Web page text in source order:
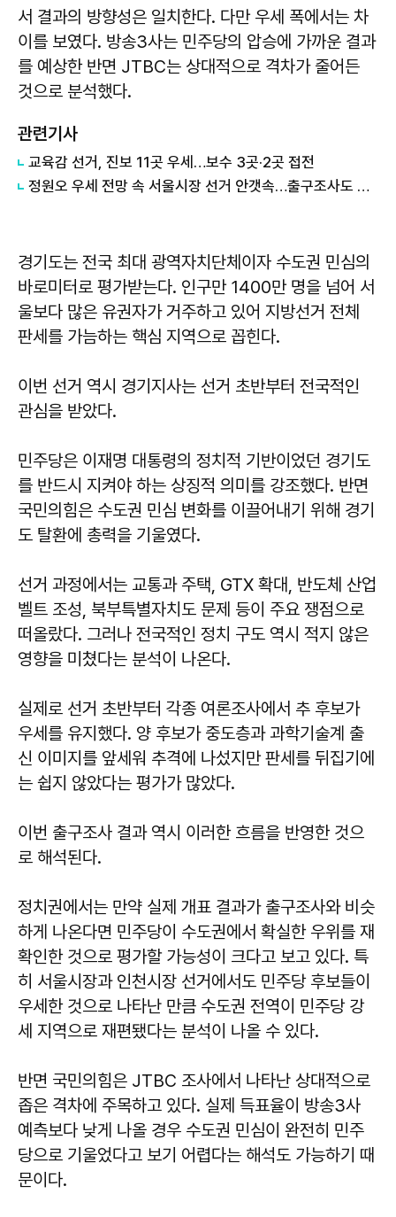
서 결과의 방향성은 일치한다. 다만 우세 폭에서는 차
이를 보였다. 방송3사는 민주당의 압승에 가까운 결과
를 예상한 반면 JTBC는 상대적으로 격차가 줄어든
것으로 분석했다.
관련기사
교육감 선거, 진보 11곳 우세…보수 3곳·2곳 접전
정원오 우세 전망 속 서울시장 선거 안갯속…출구조사도 엇갈린 해석
경기도는 전국 최대 광역자치단체이자 수도권 민심의
바로미터로 평가받는다. 인구만 1400만 명을 넘어 서
울보다 많은 유권자가 거주하고 있어 지방선거 전체
판세를 가늠하는 핵심 지역으로 꼽힌다.
이번 선거 역시 경기지사는 선거 초반부터 전국적인
관심을 받았다.
민주당은 이재명 대통령의 정치적 기반이었던 경기도
를 반드시 지켜야 하는 상징적 의미를 강조했다. 반면
국민의힘은 수도권 민심 변화를 이끌어내기 위해 경기
도 탈환에 총력을 기울였다.
선거 과정에서는 교통과 주택, GTX 확대, 반도체 산업
벨트 조성, 북부특별자치도 문제 등이 주요 쟁점으로
떠올랐다. 그러나 전국적인 정치 구도 역시 적지 않은
영향을 미쳤다는 분석이 나온다.
실제로 선거 초반부터 각종 여론조사에서 추 후보가
우세를 유지했다. 양 후보가 중도층과 과학기술계 출
신 이미지를 앞세워 추격에 나섰지만 판세를 뒤집기에
는 쉽지 않았다는 평가가 많았다.
이번 출구조사 결과 역시 이러한 흐름을 반영한 것으
로 해석된다.
정치권에서는 만약 실제 개표 결과가 출구조사와 비슷
하게 나온다면 민주당이 수도권에서 확실한 우위를 재
확인한 것으로 평가할 가능성이 크다고 보고 있다. 특
히 서울시장과 인천시장 선거에서도 민주당 후보들이
우세한 것으로 나타난 만큼 수도권 전역이 민주당 강
세 지역으로 재편됐다는 분석이 나올 수 있다.
반면 국민의힘은 JTBC 조사에서 나타난 상대적으로
좁은 격차에 주목하고 있다. 실제 득표율이 방송3사
예측보다 낮게 나올 경우 수도권 민심이 완전히 민주
당으로 기울었다고 보기 어렵다는 해석도 가능하기 때
문이다.